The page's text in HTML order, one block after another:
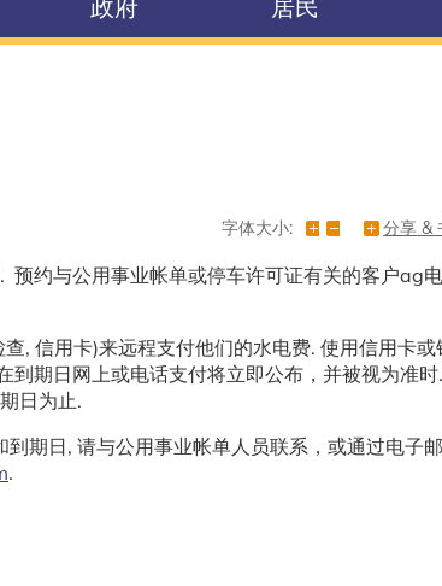
政府 居民
分享 &
字体大小:
预约与公用事业帐单或停车许可证有关的客户ag
, 信用卡)来远程支付他们的水电费. 使用信用卡
到期日网上或电话支付将立即公布，并被视为准
日为止.
期日, 请与公用事业帐单人员联系，或通过电子
.